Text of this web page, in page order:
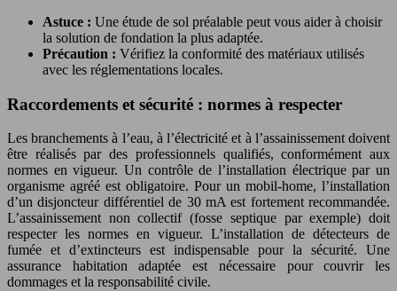
Astuce : Une étude de sol préalable peut vous aider à choisir
la solution de fondation la plus adaptée.
Précaution : Vérifiez la conformité des matériaux utilisés
avec les réglementations locales.
Raccordements et sécurité : normes à respecter
Les branchements à l’eau, à l’électricité et à l’assainissement doivent
être réalisés par des professionnels qualifiés, conformément aux
normes en vigueur. Un contrôle de l’installation électrique par un
organisme agréé est obligatoire. Pour un mobil-home, l’installation
d’un disjoncteur différentiel de 30 mA est fortement recommandée.
L’assainissement non collectif (fosse septique par exemple) doit
respecter les normes en vigueur. L’installation de détecteurs de
fumée et d’extincteurs est indispensable pour la sécurité. Une
assurance habitation adaptée est nécessaire pour couvrir les
dommages et la responsabilité civile.